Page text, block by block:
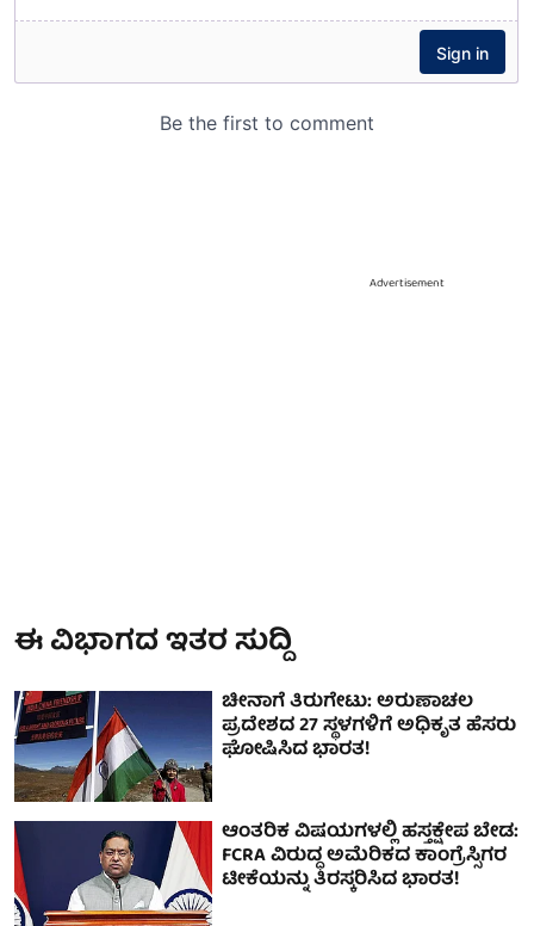
Advertisement
ಈ ವಿಭಾಗದ ಇತರ ಸುದ್ದಿ
ಚೀನಾಗೆ ತಿರುಗೇಟು: ಅರುಣಾಚಲ
ಪ್ರದೇಶದ 27 ಸ್ಥಳಗಳಿಗೆ ಅಧಿಕೃತ ಹೆಸರು
ಘೋಷಿಸಿದ ಭಾರತ!
ಆಂತರಿಕ ವಿಷಯಗಳಲ್ಲಿ ಹಸ್ತಕ್ಷೇಪ ಬೇಡ:
FCRA ವಿರುದ್ಧ ಅಮೆರಿಕದ ಕಾಂಗ್ರೆಸ್ಸಿಗರ
ಟೀಕೆಯನ್ನು ತಿರಸ್ಕರಿಸಿದ ಭಾರತ!